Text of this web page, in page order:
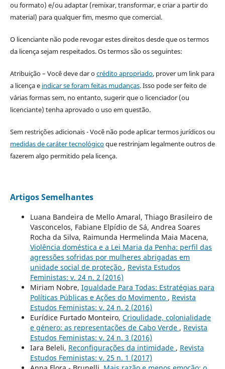
ou formato) e/ou adaptar (remixar, transformar, e criar a partir do
material) para qualquer fim, mesmo que comercial.
O licenciante não pode revogar estes direitos desde que os termos
da licença sejam respeitados. Os termos são os seguintes:
Atribuição – Você deve dar ocrédito apropriado, prover um link para
a licença e indicar se foram feitas mudanças. Isso pode ser feito de
várias formas sem, no entanto, sugerir que o licenciador (ou
licenciante) tenha aprovado o uso em questão.
Sem restrições adicionais - Você não pode aplicar termos jurídicos ou
medidas de caráter tecnológicoque restrinjam legalmente outros de
fazerem algo permitido pela licença.
Artigos Semelhantes
Luana Bandeira de Mello Amaral, Thiago Brasileiro de
Vasconcelos, Fabiane Elpídio de Sá, Andrea Soares
Rocha da Silva, Raimunda Hermelinda Maia Macena,
Violência doméstica e a Lei Maria da Penha: perfil das
agressões sofridas por mulheres abrigadas em
unidade social de proteção , Revista Estudos
Feministas: v. 24 n. 2 (2016)
Miriam Nobre, Igualdade Para Todas: Estratégias para
Políticas Públicas e Ações do Movimento , Revista
Estudos Feministas: v. 24 n. 2 (2016)
Eurídice Furtado Monteiro, Crioulidade, colonialidade
e género: as representações de Cabo Verde , Revista
Estudos Feministas: v. 24 n. 3 (2016)
Iara Beleli, Reconfigurações da intimidade , Revista
Estudos Feministas: v. 25 n. 1 (2017)